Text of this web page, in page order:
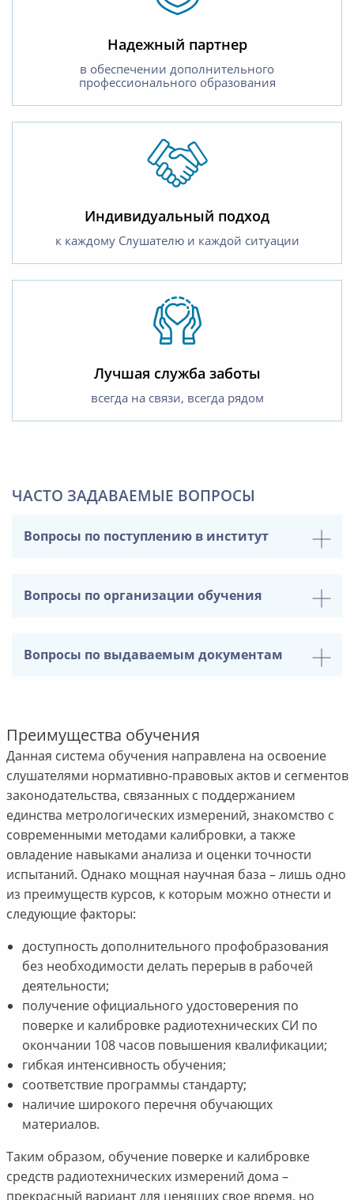
Надежный партнер
в обеспечении дополнительного
профессионального образования
Индивидуальный подход
к каждому Слушателю и каждой ситуации
Лучшая служба заботы
всегда на связи, всегда рядом
ЧАСТО ЗАДАВАЕМЫЕ ВОПРОСЫ
Вопросы по поступлению в институт
Вопросы по организации обучения
Вопросы по выдаваемым документам
Преимущества обучения
Данная система обучения направлена на освоение
слушателями нормативно-правовых актов и сегментов
законодательства, связанных с поддержанием
единства метрологических измерений, знакомство с
современными методами калибровки, а также
овладение навыками анализа и оценки точности
испытаний. Однако мощная научная база – лишь одно
из преимуществ курсов, к которым можно отнести и
следующие факторы:
доступность дополнительного профобразования
без необходимости делать перерыв в рабочей
деятельности;
получение официального удостоверения по
поверке и калибровке радиотехнических СИ по
окончании 108 часов повышения квалификации;
гибкая интенсивность обучения;
соответствие программы стандарту;
наличие широкого перечня обучающих
материалов.
Таким образом, обучение поверке и калибровке
средств радиотехнических измерений дома –
прекрасный вариант для ценящих свое время, но